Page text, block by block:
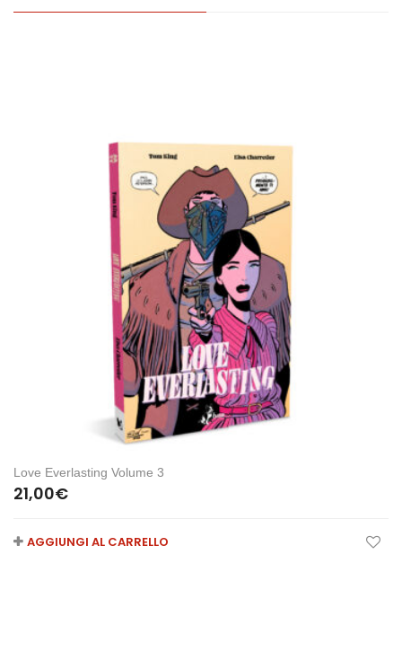
Love Everlasting Volume 3
21,00€
AGGIUNGI AL CARRELLO